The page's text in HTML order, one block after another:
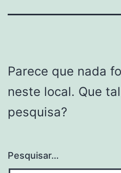
Parece que nada
neste local. Que
pesquisa?
Pesquisar…